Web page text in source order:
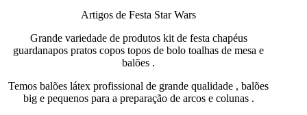
Artigos de Festa Star Wars
Grande variedade de produtos kit de festa chapéus
guardanapos pratos copos topos de bolo toalhas de mesa e
balões .
Temos balões látex profissional de grande qualidade , balões
big e pequenos para a preparação de arcos e colunas .